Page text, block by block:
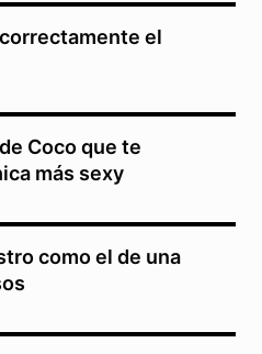
el
Coco que te
más sexy
como el de una